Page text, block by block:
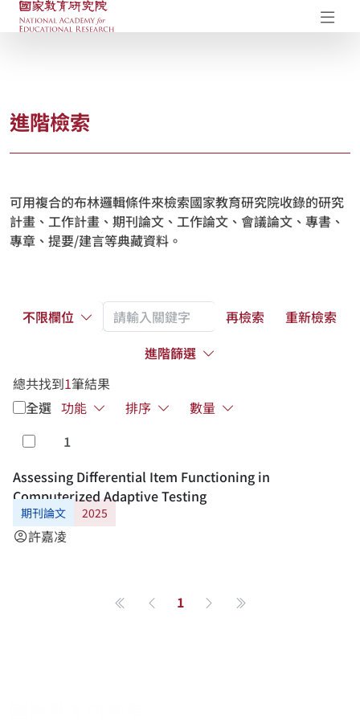
國家教育研究院-研究成果典藏庫
進階檢索
可用複合的布林邏輯條件來檢索國家教育研究院收錄的研究
計畫、工作計畫、期刊論文、工作論文、會議論文、專書、
專章、提要/建言等典藏資料。
不限欄位 再檢索
重新檢索
進階篩選
總共找到1筆結果
全選 功能 排序
數量
勾選
1
Assessing Differential Item Functioning in
Computerized Adaptive Testing
期刊論文 2025
account_circle許嘉凌
第一頁上一頁
1 下一頁最後一頁